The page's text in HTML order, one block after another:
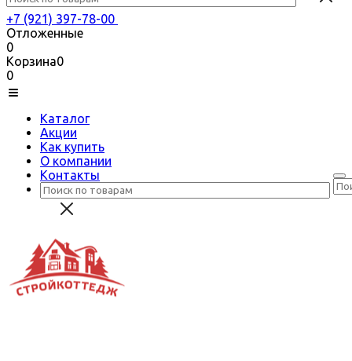
+7 (921) 397-78-00
Отложенные
0
Корзина0
0
Каталог
Акции
Как купить
О компании
Контакты